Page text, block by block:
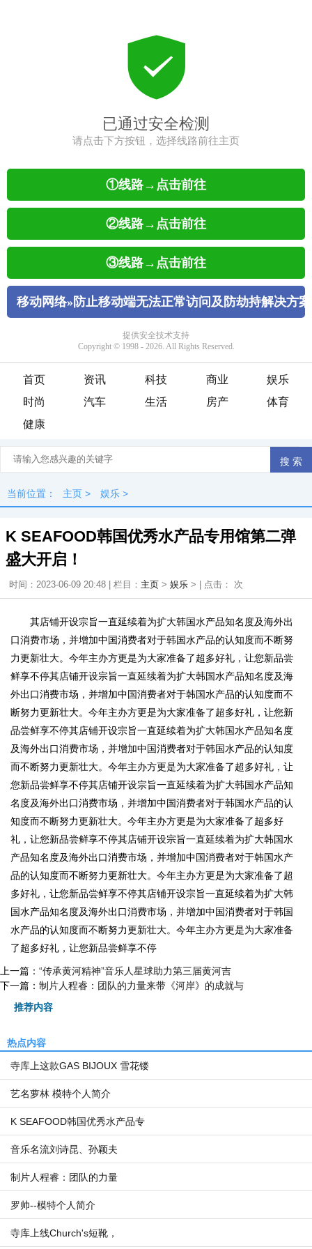
首页 资讯 科技 商业
娱乐
时尚
汽车 生活 房产
体育
健康
当前位置： 主页 > 娱乐 >
K SEAFOOD韩国优秀水产品专用馆第二弹
盛大开启！
时间：2023-06-09 20:48 | 栏目： 主页 > 娱乐 > | 点击： 次
其店铺开设宗旨一直延续着为扩大韩国水产品知名度及海外出
口消费市场，并增加中国消费者对于韩国水产品的认知度而不断努
力更新壮大。今年主办方更是为大家准备了超多好礼，让您新品尝
鲜享不停其店铺开设宗旨一直延续着为扩大韩国水产品知名度及海
外出口消费市场，并增加中国消费者对于韩国水产品的认知度而不
断努力更新壮大。今年主办方更是为大家准备了超多好礼，让您新
品尝鲜享不停其店铺开设宗旨一直延续着为扩大韩国水产品知名度
及海外出口消费市场，并增加中国消费者对于韩国水产品的认知度
而不断努力更新壮大。今年主办方更是为大家准备了超多好礼，让
您新品尝鲜享不停其店铺开设宗旨一直延续着为扩大韩国水产品知
名度及海外出口消费市场，并增加中国消费者对于韩国水产品的认
知度而不断努力更新壮大。今年主办方更是为大家准备了超多好
礼，让您新品尝鲜享不停其店铺开设宗旨一直延续着为扩大韩国水
产品知名度及海外出口消费市场，并增加中国消费者对于韩国水产
品的认知度而不断努力更新壮大。今年主办方更是为大家准备了超
多好礼，让您新品尝鲜享不停其店铺开设宗旨一直延续着为扩大韩
国水产品知名度及海外出口消费市场，并增加中国消费者对于韩国
水产品的认知度而不断努力更新壮大。今年主办方更是为大家准备
了超多好礼，让您新品尝鲜享不停
上一篇： “传承黄河精神”音乐人星球助力第三届黄河吉
下一篇： 制片人程睿：团队的力量来带《河岸》的成就与
推荐内容
热点内容
寺库上这款GAS BIJOUX 雪花镂
艺名萝林 模特个人简介
K SEAFOOD韩国优秀水产品专
音乐名流刘诗昆、孙颖夫
制片人程睿：团队的力量
罗帅--模特个人简介
寺库上线Church's短靴，